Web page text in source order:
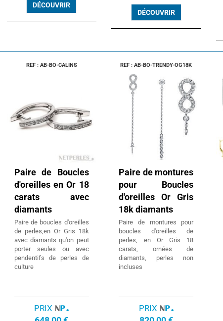
DÉCOUVRIR
DÉCOUVRIR
REF : AB-BO-CALINS
Paire de Boucles
d'oreilles en Or 18
carats avec
diamants
Paire de boucles d'oreilles
de perles,en Or Gris 18k
avec diamants qu'on peut
porter seules ou avec
pendentifs de perles de
culture
PRIX
REF : AB-BO-TRENDY-OG18K
Paire de montures
pour Boucles
d'oreilles Or Gris
18k diamants
Paire de montures pour
boucles d'oreilles de
perles, en Or Gris 18
carats, ornées de
diamants, perles non
incluses
PRIX